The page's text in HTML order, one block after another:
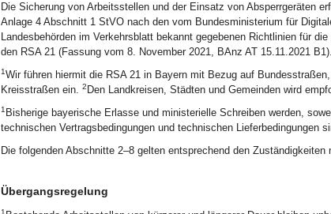
Die Sicherung von Arbeitsstellen und der Einsatz von Absperrgeräten
Anlage 4 Abschnitt 1 StVO nach den vom Bundesministerium für
Landesbehörden im Verkehrsblatt bekannt gegebenen Richtlinien für
den RSA 21 (Fassung vom 8. November 2021, BAnz AT 15.11.2021 B1).
1Wir führen hiermit die RSA 21 in Bayern mit Bezug auf
Kreisstraßen ein. 2 Den Landkreisen, Städten und Gemeinden wird
1 Bisherige bayerische Erlasse und ministerielle Schreiben werden,
technischen Vertragsbedingungen und technischen Lieferbedingungen
Die folgenden Abschnitte 2–8 gelten entsprechend den Zuständigkeiten
Übergangsregelung
1